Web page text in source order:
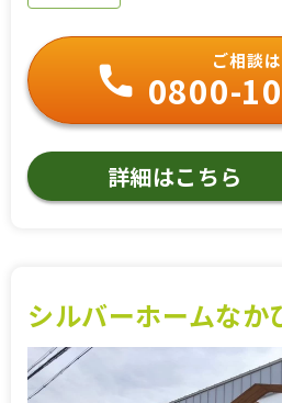
ご相談
0800-
詳細はこちら
シルバーホームなか